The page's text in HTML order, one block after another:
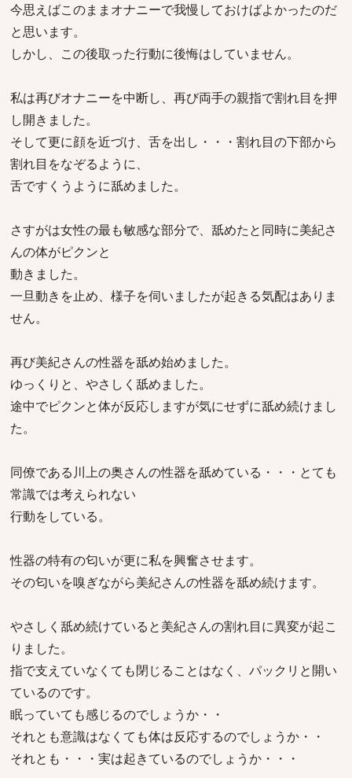
今思えばこのままオナニーで我慢しておけばよかったのだ
と思います。
しかし、この後取った行動に後悔はしていません。
私は再びオナニーを中断し、再び両手の親指で割れ目を押
し開きました。
そして更に顔を近づけ、舌を出し・・・割れ目の下部から
割れ目をなぞるように、
舌ですくうように舐めました。
さすがは女性の最も敏感な部分で、舐めたと同時に美紀さ
んの体がピクンと
動きました。
一旦動きを止め、様子を伺いましたが起きる気配はありま
せん。
再び美紀さんの性器を舐め始めました。
ゆっくりと、やさしく舐めました。
途中でピクンと体が反応しますが気にせずに舐め続けまし
た。
同僚である川上の奥さんの性器を舐めている・・・とても
常識では考えられない
行動をしている。
性器の特有の匂いが更に私を興奮させます。
その匂いを嗅ぎながら美紀さんの性器を舐め続けます。
やさしく舐め続けていると美紀さんの割れ目に異変が起こ
りました。
指で支えていなくても閉じることはなく、パックリと開い
ているのです。
眠っていても感じるのでしょうか・・
それとも意識はなくても体は反応するのでしょうか・・
それとも・・・実は起きているのでしょうか・・・